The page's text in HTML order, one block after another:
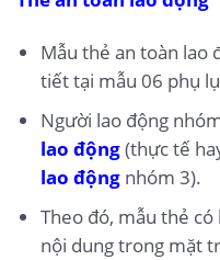
Mẫu thẻ an toàn lao
tiết tại mẫu 06 phụ
Người lao động
lao động(thực tế
lao động nhóm 3).
Theo đó, mẫu thẻ
nội dung trong mặt